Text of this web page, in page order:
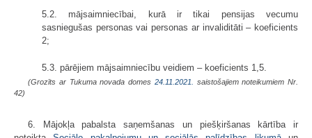
5.2. mājsaimniecībai, kurā ir tikai pensijas vecumu
sasniegušas personas vai personas ar invaliditāti – koeficients
2;
5.3. pārējiem mājsaimniecību veidiem – koeficients 1,5.
(Grozīts ar Tukuma novada domes 24.11.2021.
saistošajiem noteikumiem Nr.
42)
6. Mājokļa pabalsta saņemšanas un piešķiršanas kārtība ir